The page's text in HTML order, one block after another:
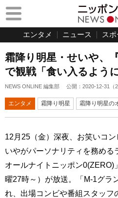
エンタメ ニュース ス
霜降り明星・せいや、
で観戦「食い入るよう
NEWS ONLINE 編集部 公開： 2020-12-31 （
エンタメ 霜降り明星 霜降り明星の
12月25（金）深夜、お笑いコ
いやがパーソナリティを務める
オールナイトニッポン0(ZERO)
曜27時～）が放送。「M-1グラ
れ、出場コンビや番組スタッフ